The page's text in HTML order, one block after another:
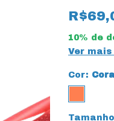
10% de
Ver
Cor: